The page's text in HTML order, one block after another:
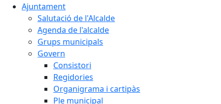
Ajuntament
Salutació de l'Alcalde
Agenda de l'alcalde
Grups municipals
Govern
Consistori
Regidories
Organigrama i cartipàs
Ple municipal